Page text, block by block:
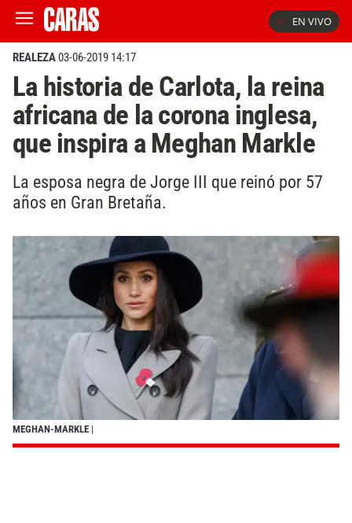
EN VIVO
REALEZA03-06-2019 14:17
La historia de Carlota, la reina
africana de la corona inglesa,
que inspira a Meghan Markle
La esposa negra de Jorge III que reinó por 57
años en Gran Bretaña.
MEGHAN-MARKLE |